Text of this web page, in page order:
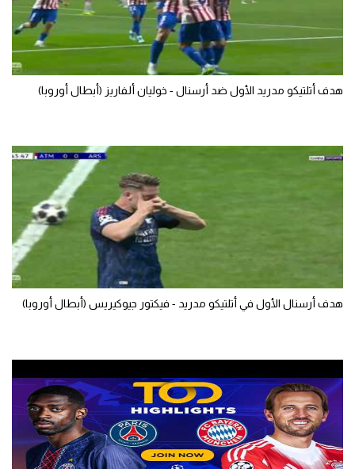
تحقيق في الجول
تقرير في الجول
تحليل في الجول
كويز في الجول
هدف أتلتيكو مدريد الأول ضد أرسنال - خوليان ألفاريز (أبطال أوروبا)
هدف أرسنال الأول في أتلتيكو مدريد - فيكتور جيوكيريس (أبطال أوروبا)